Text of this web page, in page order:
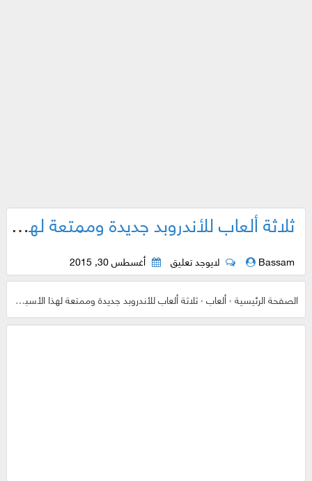
ثلاثة ألعاب للأندروبد جديدة وممتعة لهذا الأسبوع شاهد الفديو الخاص باللعبة وحملها إن أردت
Bassam لايوجد تعليق أغسطس 30, 2015
الصفحة الرئيسية›ألعاب›ثلاثة ألعاب للأندروبد جديدة وممتعة لهذا الأسبوع شاهد الفديو الخاص باللعبة وحملها إن أردت